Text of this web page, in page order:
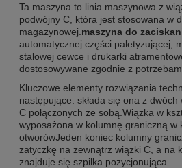
Ta maszyna to linia maszynowa z
podwójny C, która jest stosowana w
magazynowej. maszyna do
automatycznej części paletyzującej,
stalowej cewce i drukarki
dostosowywane zgodnie z
Kluczowe elementy rozwiązania
następujące: składa się ona z dwóch
C połączonych ze sobą.Wiązka w
wyposażona w kolumnę graniczną w
otworówJeden koniec kolumny
zatyczkę na zewnątrz wiązki C, a na
znajduje się szpilka pozycjonująca.